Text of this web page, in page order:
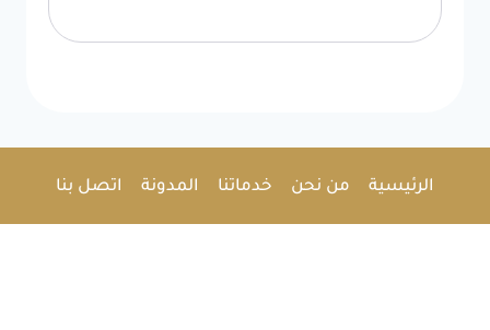
الرئيسية من نحن خدماتنا المدونة اتصل بنا